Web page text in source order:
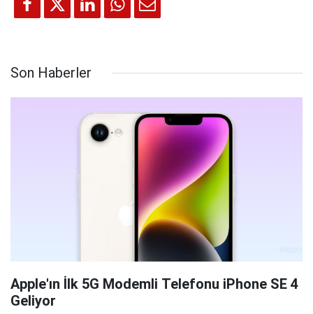
Son Haberler
Apple'ın İlk 5G Modemli Telefonu iPhone SE 4
Geliyor